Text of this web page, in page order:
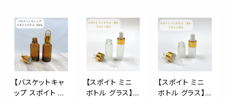
器 小分け 美容
液 コスメ エッセ
ンシャルオイル
精油 旅行 おし
ゃれ 可愛い
化粧水 エッセン
シャルオイル 美
容液 アロマ 詰
替 容器 茶色 高
級 おしゃれ
粧水 エッセンシ
ャルオイル 美容
液 アロマ 詰替
容器 茶色 高級
おしゃれ
【バスケットキャ
ップ スポイト ボ
【スポイト ミニ
ボトル グラス】5
【スポイト ミニ
ボトル グラス】3